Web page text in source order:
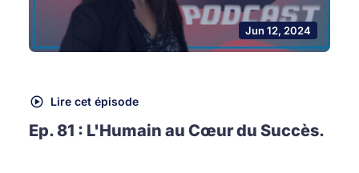
Jun 12, 2024
Lire cet épisode
Ep. 81 : L'Humain au Cœur du Succès.